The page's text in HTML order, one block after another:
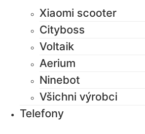
Xiaomi scooter
Cityboss
Voltaik
Aerium
Ninebot
Všichni výrobci
Telefony